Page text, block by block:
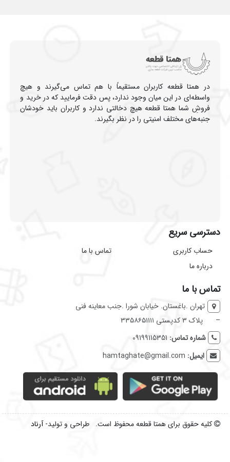
در همتا قطعه کاربران مستقیماً با هم تماس می‌گیرند و هیچ
واسطه‌ای در این میان وجود ندارد، پس دقت فرمایید که در خرید و
فروشِ شما همتا قطعه هیچ دخالتی ندارد و کاربران باید خودشان
جنبه‌های مختلف امنیتی را در نظر بگیرند.
دسترسی سریع
حساب کاربری
درباره ما
تماس با ما
تماس با ما
تهران .باغستان. خیابان شورا .جنب معاینه فنی
–
پلاک ۳ کدپستی ۳۳۵۸۶۵۱۱۱۱
شماره تماس: 09199115351
ایمیل: hamtaghate@gmail.com
کلیه حقوق برای همتا قطعه محفوظ است. طراحی و تولید-آرناد